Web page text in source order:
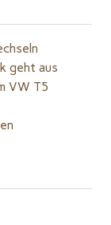
geht aus
VW T5